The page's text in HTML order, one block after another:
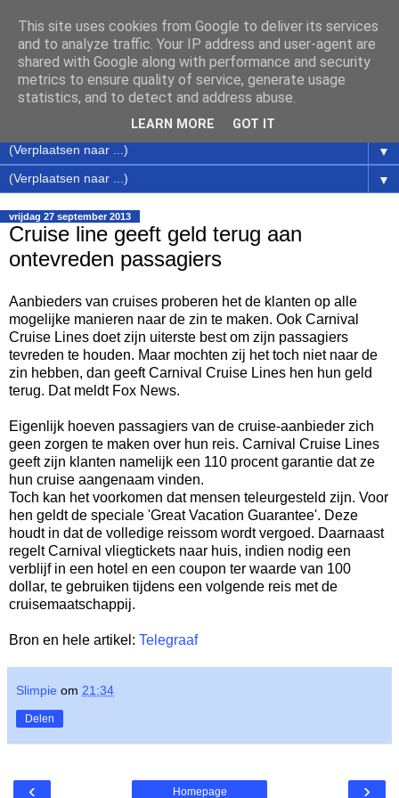
Cruise en Ferry Nieuws
Nieuws over cruises en ferries en acties van de cruise
maatschappijen / rederijen / aanbieders
▼
▼
vrijdag 27 september 2013
Cruise line geeft geld terug aan
ontevreden passagiers
Aanbieders van cruises proberen het de klanten op alle
mogelijke manieren naar de zin te maken. Ook Carnival
Cruise Lines doet zijn uiterste best om zijn passagiers
tevreden te houden. Maar mochten zij het toch niet naar de
zin hebben, dan geeft Carnival Cruise Lines hen hun geld
terug. Dat meldt Fox News.
Eigenlijk hoeven passagiers van de cruise-aanbieder zich
geen zorgen te maken over hun reis. Carnival Cruise Lines
geeft zijn klanten namelijk een 110 procent garantie dat ze
hun cruise aangenaam vinden.
Toch kan het voorkomen dat mensen teleurgesteld zijn. Voor
hen geldt de speciale 'Great Vacation Guarantee'. Deze
houdt in dat de volledige reissom wordt vergoed. Daarnaast
regelt Carnival vliegtickets naar huis, indien nodig een
verblijf in een hotel en een coupon ter waarde van 100
dollar, te gebruiken tijdens een volgende reis met de
cruisemaatschappij.
Bron en hele artikel: Telegraaf
Slimpie om 21:34
Delen
‹ ›
Homepage
This site uses cookies from Google to deliver its services
and to analyze traffic. Your IP address and user-agent are
shared with Google along with performance and security
metrics to ensure quality of service, generate usage
statistics, and to detect and address abuse.
LEARN MORE GOT IT